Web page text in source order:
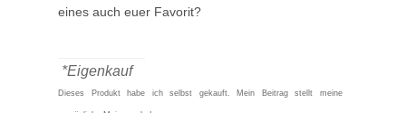
eines auch euer Favorit?
*Eigenkauf
Dieses Produkt habe ich selbst gekauft. Mein Beitrag stellt meine